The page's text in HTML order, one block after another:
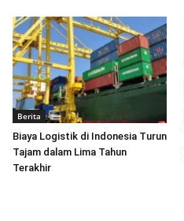
Berita
Biaya Logistik di Indonesia Turun
Tajam dalam Lima Tahun
Terakhir